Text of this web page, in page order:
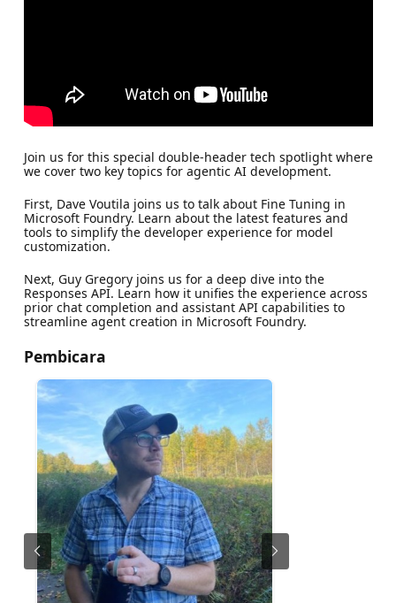
Join us for this special double-header tech spotlight where
we cover two key topics for agentic AI development.
First, Dave Voutila joins us to talk about Fine Tuning in
Microsoft Foundry. Learn about the latest features and
tools to simplify the developer experience for model
customization.
Next, Guy Gregory joins us for a deep dive into the
Responses API. Learn how it unifies the experience across
prior chat completion and assistant API capabilities to
streamline agent creation in Microsoft Foundry.
Pembicara